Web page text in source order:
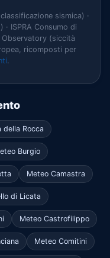
sismica) ·
ISPRA Consumo di
Observatory (siccità
ricomposti per
.
della Rocca
Burgio
Meteo Camastra
di Licata
Meteo Castrofilippo
Meteo Comitini